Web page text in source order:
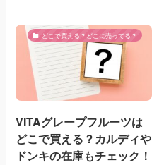
どこで買える？どこに売ってる？
VITAグレープフルーツは
どこで買える？カルディや
ドンキの在庫もチェック！